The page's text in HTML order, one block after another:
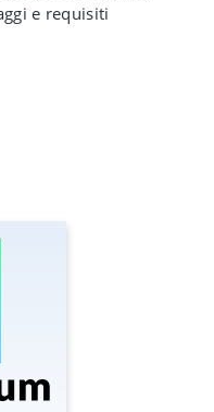
e requisiti